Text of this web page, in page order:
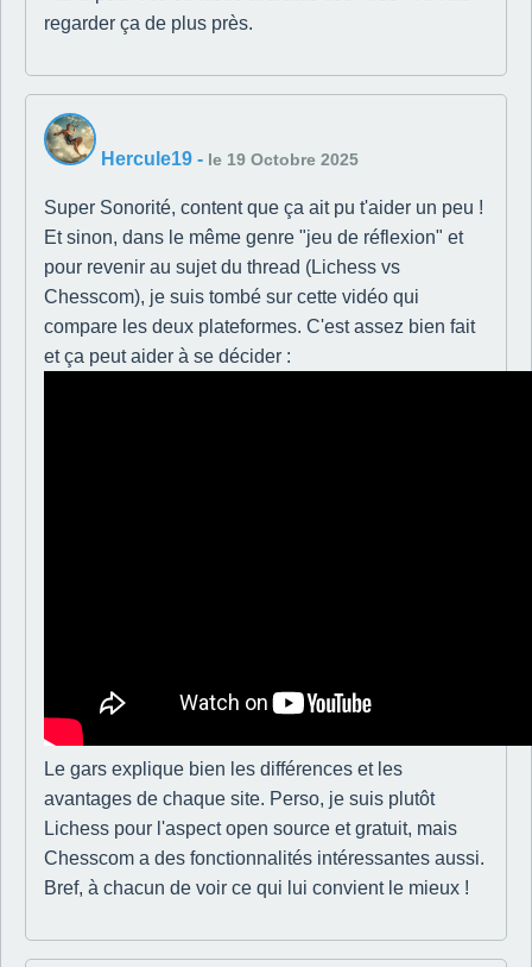
regarder ça de plus près.
Hercule19 - le 19 Octobre 2025
Super Sonorité, content que ça ait pu t'aider un peu !
Et sinon, dans le même genre "jeu de réflexion" et
pour revenir au sujet du thread (Lichess vs
Chesscom), je suis tombé sur cette vidéo qui
compare les deux plateformes. C'est assez bien fait
et ça peut aider à se décider :
Le gars explique bien les différences et les
avantages de chaque site. Perso, je suis plutôt
Lichess pour l'aspect open source et gratuit, mais
Chesscom a des fonctionnalités intéressantes aussi.
Bref, à chacun de voir ce qui lui convient le mieux !